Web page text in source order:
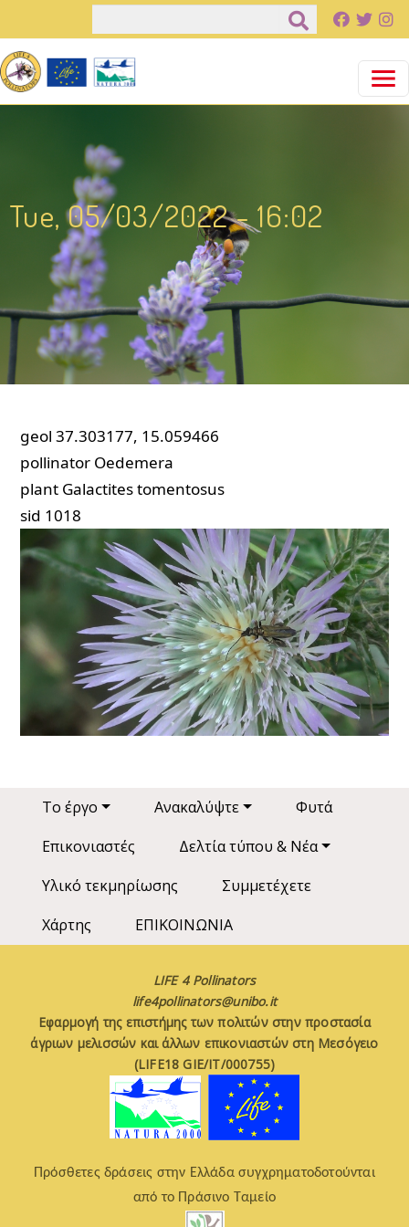
Παράκαμψη προς το κυρίως περιεχόμενο
Tue, 05/03/2022 - 16:02
geol 37.303177, 15.059466
pollinator Oedemera
plant Galactites tomentosus
sid 1018
Main navigation
Το έργο Ανακαλύψτε
Φυτά
Επικονιαστές
Δελτία τύπου & Νέα
Υλικό τεκμηρίωσης
Συμμετέχετε
Χάρτης
ΕΠΙΚΟΙΝΩΝΙΑ
LIFE 4 Pollinators
life4pollinators@unibo.it
Εφαρμογή της επιστήμης των πολιτών στην προστασία
άγριων μελισσών και άλλων επικονιαστών στη Μεσόγειο
(LIFE18 GIE/IT/000755)
Πρόσθετες δράσεις στην Ελλάδα συγχρηματοδοτούνται
από το Πράσινο Ταμείο